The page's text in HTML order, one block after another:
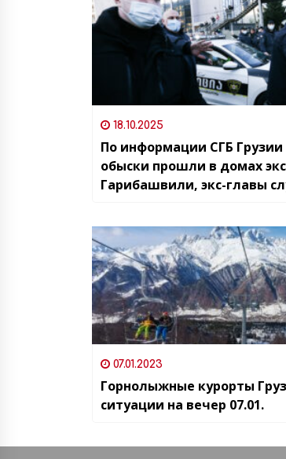
18.10.2025
По информации СГБ Грузии
обыски прошли в домах
Гарибашвили, экс-главы
07.01.2023
Горнолыжные курорты
ситуации на вечер 07.01.